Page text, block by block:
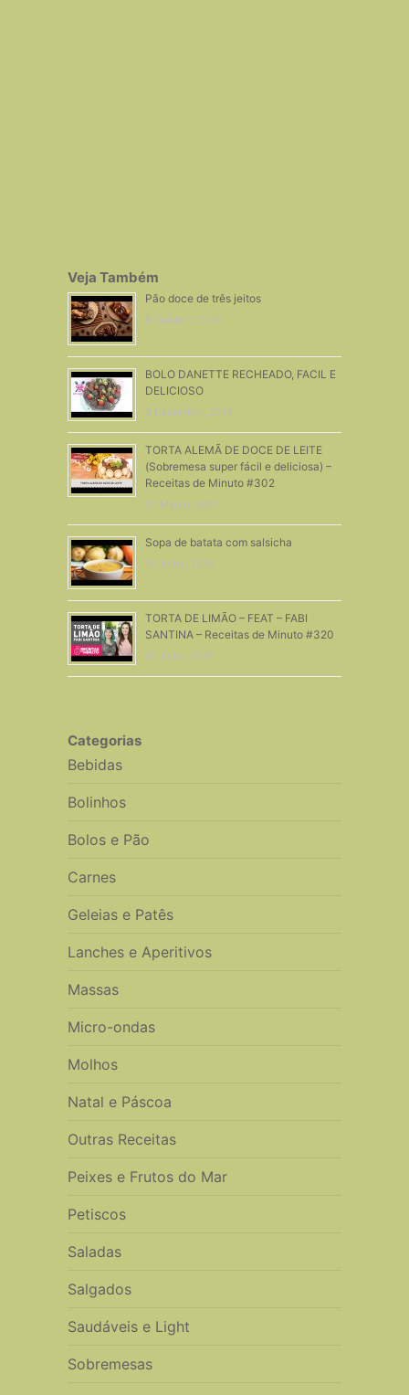
Veja Também
Pão doce de três jeitos
8 Outubro, 2019
BOLO DANETTE RECHEADO, FACIL E
DELICIOSO
3 Dezembro, 2016
TORTA ALEMÃ DE DOCE DE LEITE
(Sobremesa super fácil e deliciosa) –
Receitas de Minuto #302
27 Março, 2017
Sopa de batata com salsicha
15 Julho, 2019
TORTA DE LIMÃO – FEAT – FABI
SANTINA – Receitas de Minuto #320
31 Julho, 2017
Categorias
Bebidas
Bolinhos
Bolos e Pão
Carnes
Geleias e Patês
Lanches e Aperitivos
Massas
Micro-ondas
Molhos
Natal e Páscoa
Outras Receitas
Peixes e Frutos do Mar
Petiscos
Saladas
Salgados
Saudáveis e Light
Sobremesas